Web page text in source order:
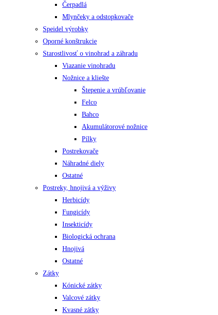
Čerpadlá
Mlynčeky a odstopkovače
Speidel výrobky
Oporné konštrukcie
Starostlivosť o vinohrad a záhradu
Viazanie vinohradu
Nožnice a kliešte
Štepenie a vrúbľovanie
Felco
Bahco
Akumulátorové nožnice
Pílky
Postrekovače
Náhradné diely
Ostatné
Postreky, hnojivá a výživy
Herbicídy
Fungicídy
Insekticídy
Biologická ochrana
Hnojivá
Ostatné
Zátky
Kónické zátky
Valcové zátky
Kvasné zátky